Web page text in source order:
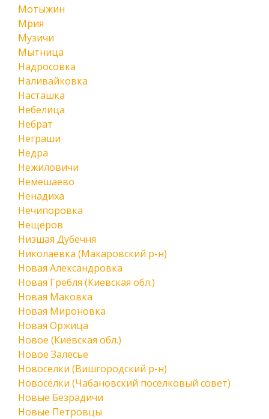
Мотыжин
Мрия
Музичи
Мытница
Надросовка
Наливайковка
Насташка
Небелица
Небрат
Неграши
Недра
Нежиловичи
Немешаево
Ненадиха
Нечипоровка
Нещеров
Низшая Дубечня
Николаевка (Макаровский р-н)
Новая Александровка
Новая Гребля (Киевская обл.)
Новая Маковка
Новая Мироновка
Новая Оржица
Новое (Киевская обл.)
Новое Залесье
Новоселки (Вишгородский р-н)
Новосёлки (Чабановский поселковый совет)
Новые Безрадичи
Новые Петровцы